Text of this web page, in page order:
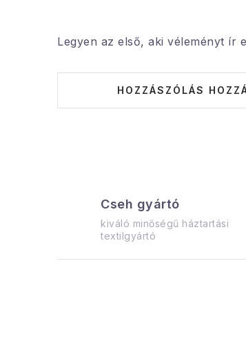
Cseh gyártó
kiváló minőségű háztartási
textilgyártó
Legyen az első, aki véleményt ír
HOZZÁSZÓLÁS